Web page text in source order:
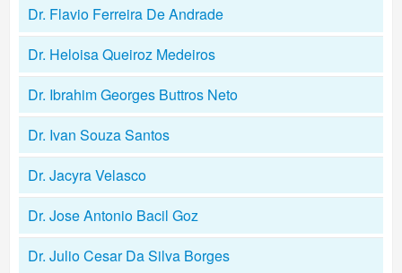
Dr. Flavio Ferreira De Andrade
Dr. Heloisa Queiroz Medeiros
Dr. Ibrahim Georges Buttros Neto
Dr. Ivan Souza Santos
Dr. Jacyra Velasco
Dr. Jose Antonio Bacil Goz
Dr. Julio Cesar Da Silva Borges